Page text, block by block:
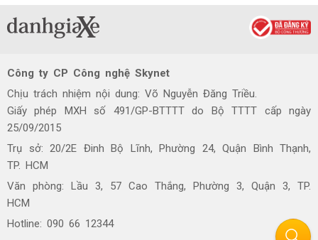
Công ty CP Công nghệ Skynet
Chịu trách nhiệm nội dung: Võ Nguyễn Đăng Triều.
Giấy phép MXH số 491/GP-BTTTT do Bộ TTTT cấp ngày
25/09/2015
Trụ sở: 20/2E Đinh Bộ Lĩnh, Phường 24, Quận Bình Thạnh,
TP. HCM
Văn phòng: Lầu 3, 57 Cao Thắng, Phường 3, Quận 3, TP.
HCM
Hotline: 090 66 12344